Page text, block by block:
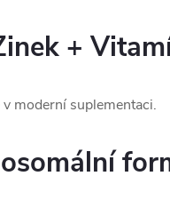
+
moderní suplementaci.